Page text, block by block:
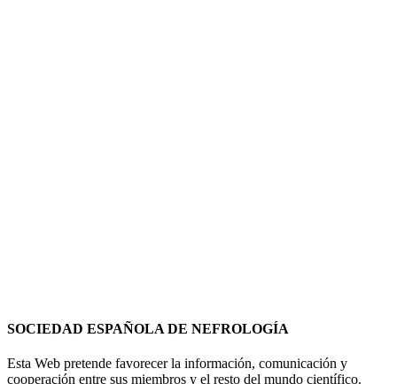
SOCIEDAD ESPAÑOLA DE NEFROLOGÍA
Esta Web pretende favorecer la información, comunicación y
cooperación entre sus miembros y el resto del mundo científico.